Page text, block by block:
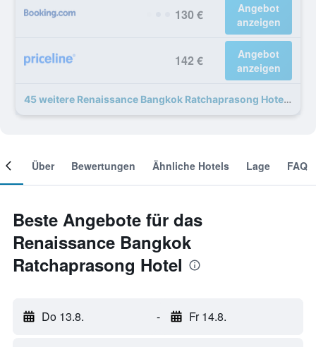
130 €
Angebot
anzeigen
142 €
Angebot
anzeigen
45 weitere Renaissance Bangkok Ratchaprasong Hotel Angebote
Über Bewertungen Ähnliche Hotels Lage FAQ
Beste Angebote für das
Renaissance Bangkok
Ratchaprasong Hotel
Do 13.8. - Fr 14.8.